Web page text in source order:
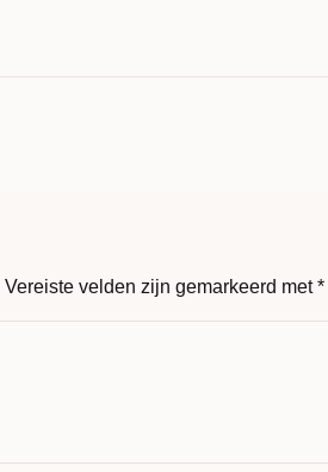
Vereiste velden zijn gemarkeerd met*